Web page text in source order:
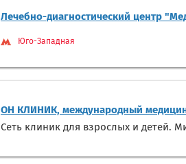
Лечебно-диагностический центр
Юго-Западная
ОН КЛИНИК, международный
Сеть клиник для взрослых и детей.